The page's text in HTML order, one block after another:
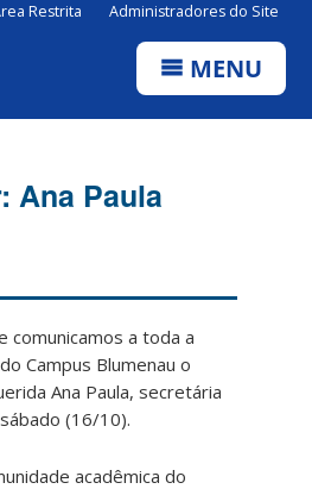
Restrita Administradores do Site
MENU
Ana Paula
comunicamos a toda a
Campus Blumenau o
Ana Paula, secretária
(16/10).
acadêmica do